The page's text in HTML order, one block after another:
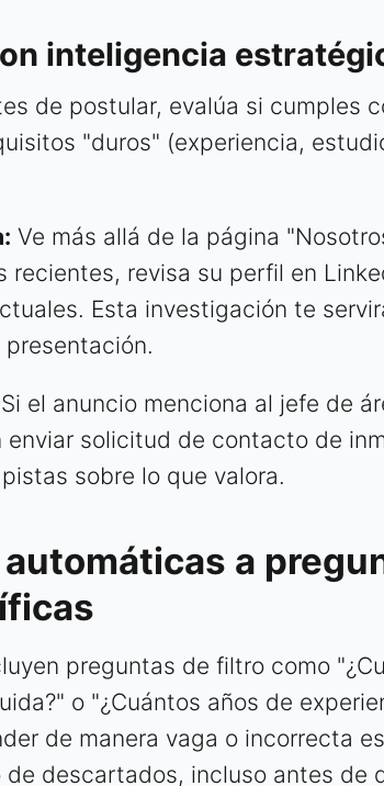
inteligencia
de postular, evalúa si cumples
"duros" (experiencia,
Ve más allá de la página
recientes, revisa su perfil en
Esta investigación te
Si el anuncio menciona al jefe de
enviar solicitud de contacto de
sobre lo que valora.
a
preguntas de filtro como
o "¿Cuántos años de
de manera vaga o incorrecta
descartados, incluso antes de